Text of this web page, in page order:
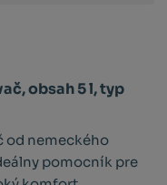
obsah 5 l, typ
od nemeckého
pomocník pre